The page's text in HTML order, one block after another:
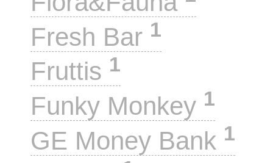
Fresh Bar 1
Fruttis 1
Funky Monkey 1
GE Money Bank 1